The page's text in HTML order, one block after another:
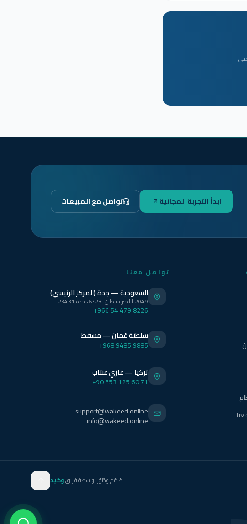
ابدأ التجربة المجانية تواصل مع المبيعات
تواصل معنا
السعودية — جدة (المركز الرئيسي)
2049 الأمير سلطان، 6723، جدة 23431
+966 54 479 8226
سلطنة عُمان — مسقط
+968 9485 9885
تركيا — غازي عنتاب
+90 553 125 60 71
support@wakeed.online
info@wakeed.online
صُمّم وطُوّر بواسطة فريقوكيد